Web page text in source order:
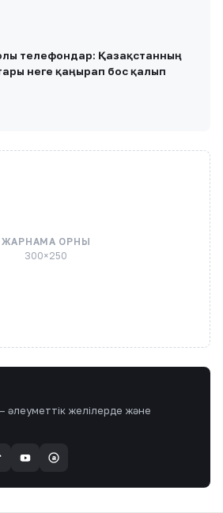
телефондар: Қазақстанның
неге қаңырап бос қалып
ЖАРНАМА ОРНЫ
300×250
әлеуметтік желілерде және
a